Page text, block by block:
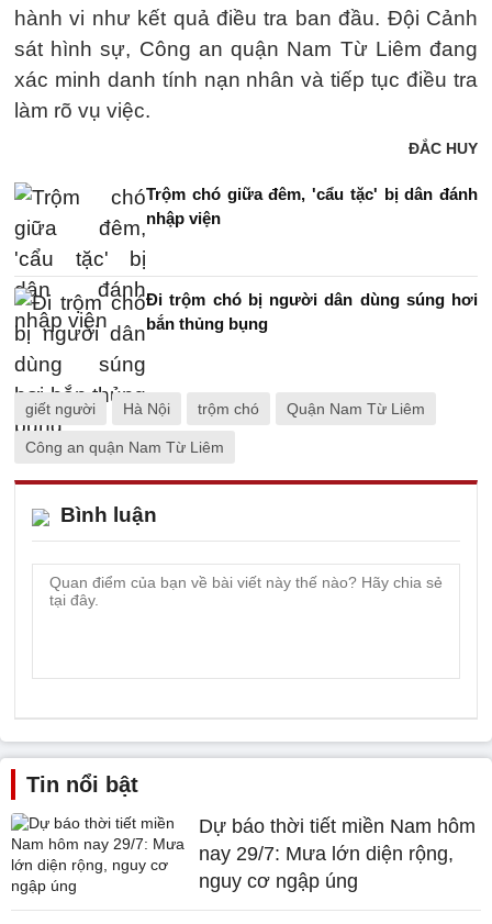
hành vi như kết quả điều tra ban đầu. Đội Cảnh
sát hình sự, Công an quận Nam Từ Liêm đang
xác minh danh tính nạn nhân và tiếp tục điều tra
làm rõ vụ việc.
ĐẮC HUY
Trộm chó giữa đêm, 'cẩu tặc' bị dân đánh
nhập viện
Đi trộm chó bị người dân dùng súng hơi
bắn thủng bụng
giết người Hà Nội trộm chó Quận Nam Từ Liêm
Công an quận Nam Từ Liêm
Bình luận
Tin nổi bật
Dự báo thời tiết miền Nam hôm
nay 29/7: Mưa lớn diện rộng,
nguy cơ ngập úng